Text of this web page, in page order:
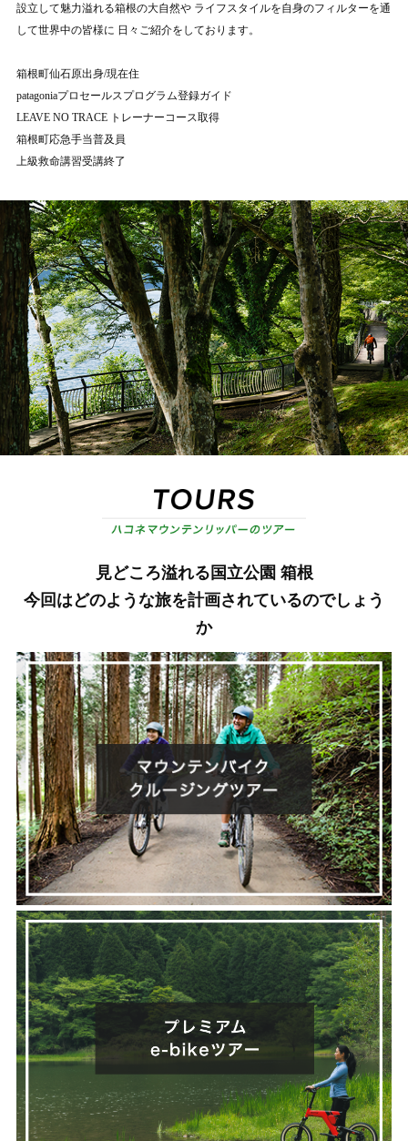
設立して魅力溢れる箱根の大自然やライフスタイルを自身のフィルターを通
して世界中の皆様に 日々ご紹介をしております。
箱根町仙石原出身/現在住
patagoniaプロセールスプログラム登録ガイド
LEAVE NO TRACE トレーナーコース取得
箱根町応急手当普及員
上級救命講習受講終了
見どころ溢れる国立公園 箱根
今回はどのような旅を計画されているのでしょう
か